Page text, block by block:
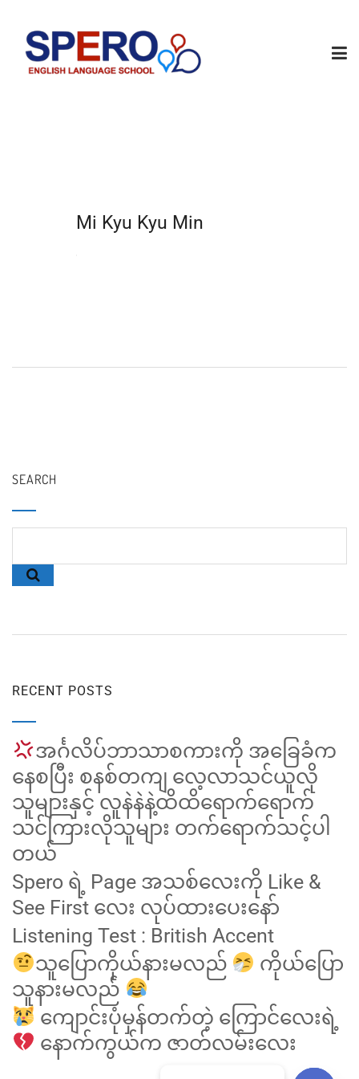
Mi Kyu Kyu Min
SEARCH
RECENT POSTS
အင်္ဂလိပ်ဘာသာစကားကို အခြေခံက
နေစပြီး စနစ်တကျ လေ့လာသင်ယူလို
သူများနှင့် လူနဲနဲနဲ့ထိထိရောက်ရောက်
သင်ကြားလိုသူများ တက်ရောက်သင့်ပါ
တယ်
Spero ရဲ့ Page အသစ်လေးကို Like &
See First လေး လုပ်ထားပေးနော်
Listening Test : British Accent
သူပြောကိုယ်နားမလည်
ကိုယ်ပြော
သူနားမလည်
ကျောင်းပုံမှန်တက်တဲ့ ကြောင်လေးရဲ့
နောက်ကွယ်က ဇာတ်လမ်းလေး